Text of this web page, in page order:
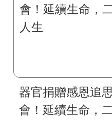
器官捐贈感恩追
會！延續生命，